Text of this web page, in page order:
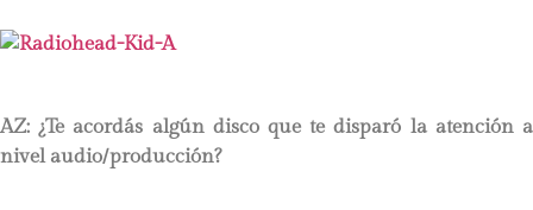
AZ: ¿Te acordás algún disco que te disparó la atención a
nivel audio/producción?